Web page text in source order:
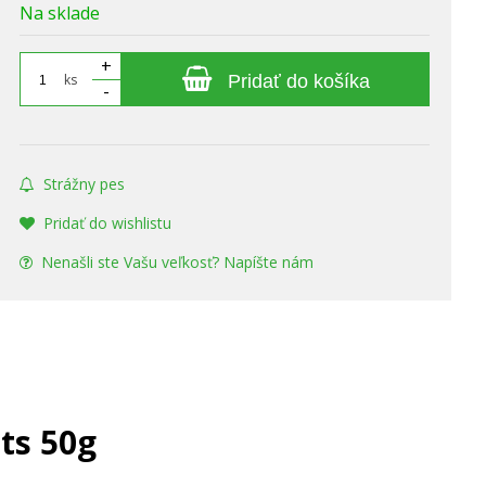
Na sklade
ks
+
-
Pridať do košíka
Strážny pes
Pridať do wishlistu
Nenašli ste Vašu veľkosť? Napíšte nám
50g